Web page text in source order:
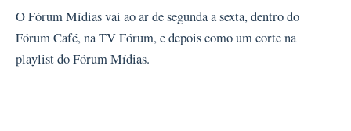
O Fórum Mídias vai ao ar de segunda a sexta, dentro do
Fórum Café, na TV Fórum, e depois como um corte na
playlist do Fórum Mídias.